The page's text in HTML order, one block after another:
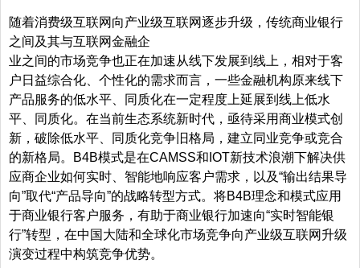
随着消费级互联网向产业级互联网逐步升级，传统商业银行
之间及其与互联网金融企
业之间的市场竞争也正在加速从线下发展到线上，相对于客
户日益综合化、个性化的需求而言，一些金融机构原来线下
产品服务的低水平、同质化在一定程度上延展到线上低水
平、同质化。在当前生态系统新时代，亟待采用商业模式创
新，破除低水平、同质化竞争旧格局，建立同业竞争或竞合
的新格局。B4B模式是在CAMSS和IOT新技术浪潮下解决供
应商企业如何实时、智能地响应客户需求，以及“输出结果导
向”取代“产品导向”的战略转型方式。将B4B理念和模式应用
于商业银行客户服务，有助于商业银行加速向“实时智能银
行”转型，在中国大陆和全球化市场竞争向产业级互联网升级
演变过程中构筑竞争优势。